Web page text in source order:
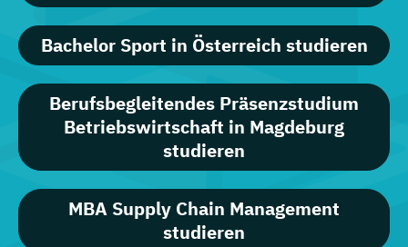
Bachelor Sport in Österreich studieren
Berufsbegleitendes Präsenzstudium
Betriebswirtschaft in Magdeburg
studieren
MBA Supply Chain Management
studieren